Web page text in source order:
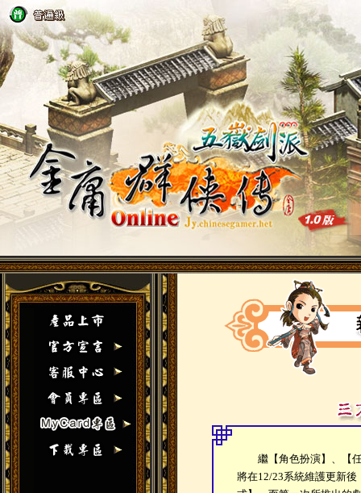
繼【角色扮演】、【任
將在12/23系統維護更新